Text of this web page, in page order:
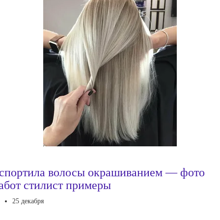
волосы окрашиванием — фото
стилист примеры
25 декабря